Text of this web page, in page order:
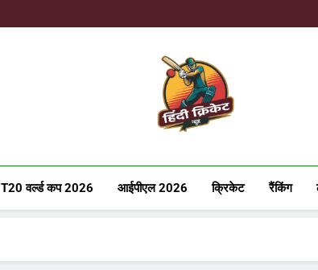
T20 वर्ल्ड कप 2026 आईपीएल 2026 क्रिकेट रैंकिंग